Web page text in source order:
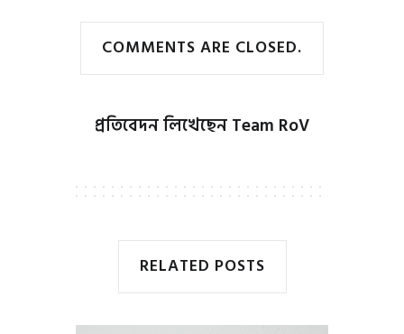
COMMENTS ARE CLOSED.
প্রতিবেদন লিখেছেনTeam RoV
RELATED POSTS